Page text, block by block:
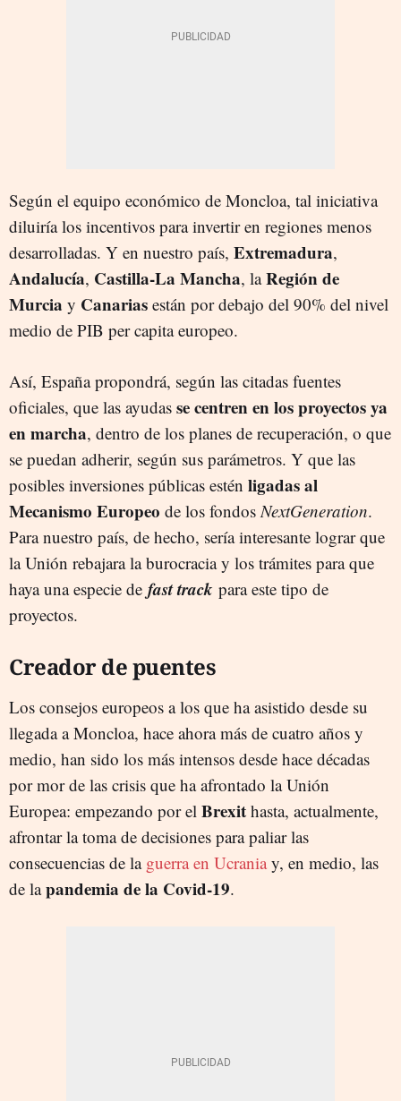
Según el equipo económico de Moncloa, tal iniciativa
diluiría los incentivos para invertir en regiones menos
desarrolladas. Y en nuestro país, Extremadura,
Andalucía, Castilla-La Mancha, laRegión de
Murcia y Canarias están por debajo del 90% del nivel
medio de PIB per capita europeo.
Así, España propondrá, según las citadas fuentes
oficiales, que las ayudas se centren en los proyectos ya
en marcha, dentro de los planes de recuperación, o que
se puedan adherir, según sus parámetros. Y que las
posibles inversiones públicas estén ligadas al
Mecanismo Europeo de los fondosNextGeneration.
Para nuestro país, de hecho, sería interesante lograr que
la Unión rebajara la burocracia y los trámites para que
haya una especie de fast track para este tipo de
proyectos.
Creador de puentes
Los consejos europeos a los que ha asistido desde su
llegada a Moncloa, hace ahora más de cuatro años y
medio, han sido los más intensos desde hace décadas
por mor de las crisis que ha afrontado la Unión
Europea: empezando por el Brexit hasta, actualmente,
afrontar la toma de decisiones para paliar las
consecuencias de la guerra en Ucraniay, en medio, las
de lapandemia de la Covid-19.